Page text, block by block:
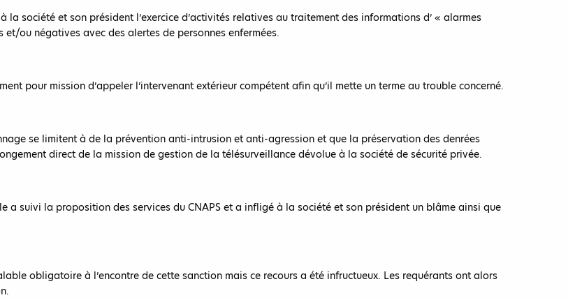
la société et son président l’exercice d’activités relatives au traitement des informations d’ « alarmes
ou négatives avec des alertes de personnes enfermées.
pour mission d’appeler l’intervenant extérieur compétent afin qu’il mette un terme au trouble concerné.
se limitent à de la prévention anti-intrusion et anti-agression et que la préservation des denrées
direct de la mission de gestion de la télésurveillance dévolue à la société de sécurité privée.
a suivi la proposition des services du CNAPS et a infligé à la société et son président un blâme ainsi que
obligatoire à l’encontre de cette sanction mais ce recours a été infructueux. Les requérants ont alors